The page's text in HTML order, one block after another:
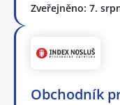
Zveřejněno: 7.
Obchodník